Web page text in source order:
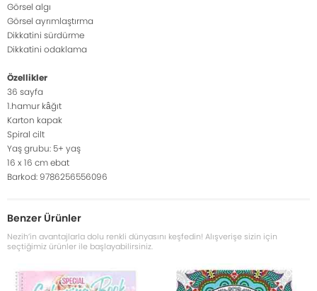
Görsel algı
Görsel ayrımlaştırma
Dikkatini sürdürme
Dikkatini odaklama
Özellikler
36 sayfa
1.hamur kâğıt
Karton kapak
Spiral cilt
Yaş grubu: 5+ yaş
16 x 16 cm ebat
Barkod: 9786256556096
Benzer Ürünler
Nezih’in avantajlarla dolu renkli dünyasını keşfedin! Alışverişe sizin için
seçtiğimiz ürünler ile başlayabilirsiniz.